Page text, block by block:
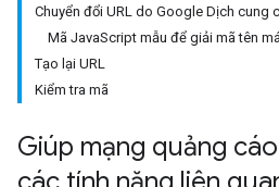
Chuyển đổi URL do Google Dịch cung
Mã JavaScript mẫu để giải mã tên
Tạo lại URL
Kiểm tra mã
Giúp mạng quảng